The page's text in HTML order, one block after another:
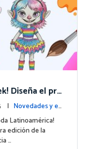
Diseña el pró
| Novedades y ev
Latinoamérica!
edición de la
…